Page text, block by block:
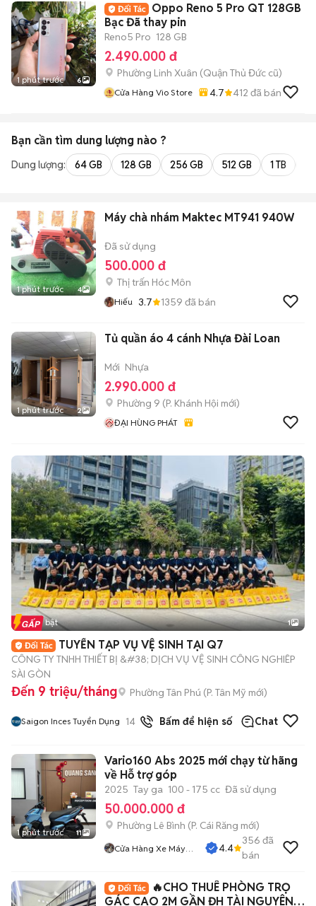
1 phút trước 6
Oppo Reno 5 Pro QT 128GB
Bạc Đã thay pin
Reno5 Pro 128 GB
2.490.000 đ
Phường Linh Xuân (Quận Thủ Đức cũ)
Cửa Hàng Vio Store 4.7 412 đã bán
Bạn cần tìm dung lượng nào ?
Dung lượng: 64 GB 128 GB 256 GB 512 GB 1 TB
1 phút trước 4
Máy chà nhám Maktec MT941 940W
Đã sử dụng
500.000 đ
Thị trấn Hóc Môn
Hiếu 3.7 1359 đã bán
1 phút trước 2
Tủ quần áo 4 cánh Nhựa Đài Loan
Mới Nhựa
2.990.000 đ
Phường 9 (P. Khánh Hội mới)
ĐẠI HÙNG PHÁT
Tin nổi bật 1
TUYỂN TẠP VỤ VỆ SINH TẠI Q7
CÔNG TY TNHH THIẾT BỊ &#38; DỊCH VỤ VỆ SINH CÔNG NGHIÊP
SÀI GÒN
Đến 9 triệu/tháng Phường Tân Phú (P. Tân Mỹ mới)
Saigon Inces Tuyển Dụng 14 đã bánBấm để hiện số Chat
1 phút trước 11
Vario160 Abs 2025 mới chạy từ hãng
về Hỗ trợ góp
2025 Tay ga 100 - 175 cc Đã sử dụng
50.000.000 đ
Phường Lê Bình (P. Cái Răng mới)
Cửa Hàng Xe Máy
4.4
356 đã
bán
🔥CHO THUÊ PHÒNG TRỌ
GÁC CAO 2M GẦN ĐH TÀI NGUYÊN